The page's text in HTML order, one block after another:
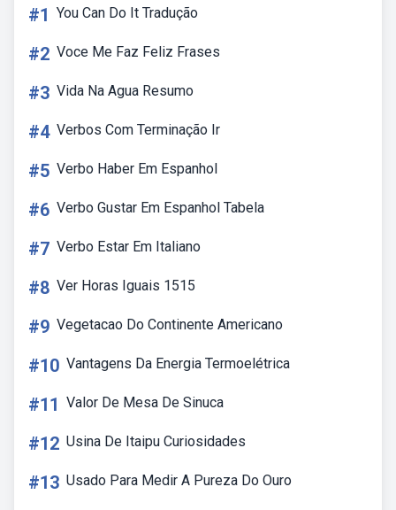
#1 You Can Do It Tradução
#2 Voce Me Faz Feliz Frases
#3 Vida Na Agua Resumo
#4 Verbos Com Terminação Ir
#5 Verbo Haber Em Espanhol
#6 Verbo Gustar Em Espanhol Tabela
#7 Verbo Estar Em Italiano
#8 Ver Horas Iguais 1515
#9 Vegetacao Do Continente Americano
#10 Vantagens Da Energia Termoelétrica
#11 Valor De Mesa De Sinuca
#12 Usina De Itaipu Curiosidades
#13 Usado Para Medir A Pureza Do Ouro